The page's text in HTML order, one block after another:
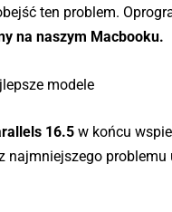
ten problem.
na naszym Macbooku.
modele
16.5 w końcu
najmniejszego